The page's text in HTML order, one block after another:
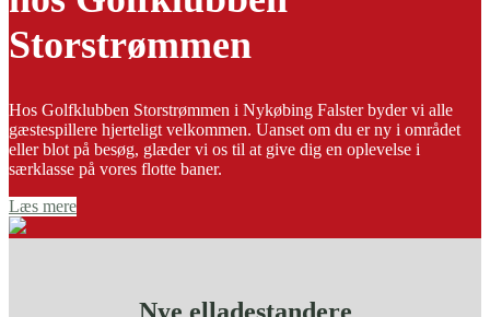
Storstrømmen
Hos Golfklubben Storstrømmen i Nykøbing Falster byder vi alle
gæstespillere hjerteligt velkommen. Uanset om du er ny i området
eller blot på besøg, glæder vi os til at give dig en oplevelse i
særklasse på vores flotte baner.
Læs mere
Nye elladestandere